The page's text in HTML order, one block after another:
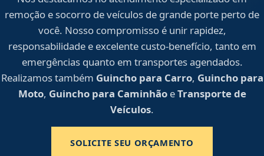
remoção e socorro de veículos de grande porte perto de
você. Nosso compromisso é unir rapidez,
responsabilidade e excelente custo-benefício, tanto em
emergências quanto em transportes agendados.
Realizamos também Guincho para Carro, Guincho para
Moto, Guincho para CaminhãoeTransporte de
Veículos.
SOLICITE SEU ORÇAMENTO